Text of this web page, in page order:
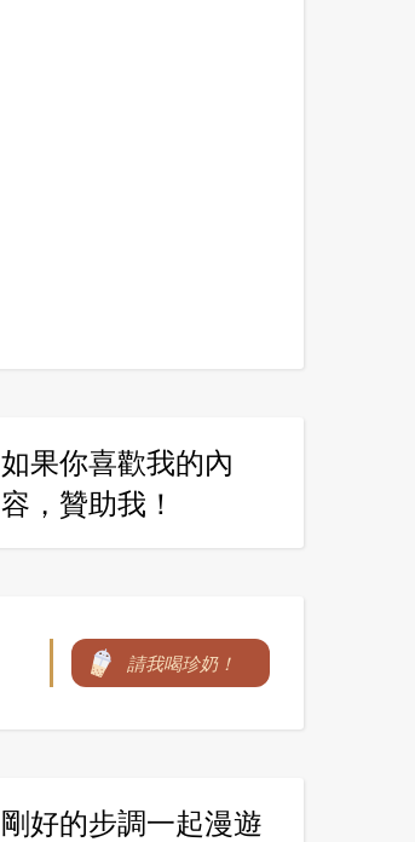
如果你喜歡我的內
容，贊助我！
請我喝珍奶！
剛好的步調一起漫遊